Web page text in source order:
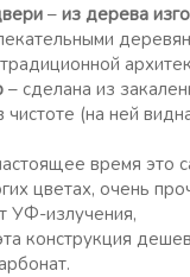
– из дерева
– сделана из
(на ней
время это
цветах, очень
УФ-излучения,
конструкция